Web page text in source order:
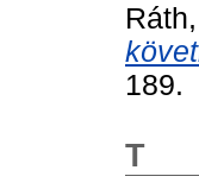
189.
T